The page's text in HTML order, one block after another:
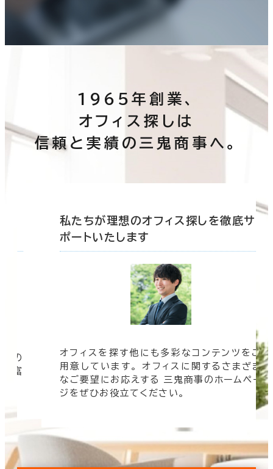
1965年創業、
オフィス探しは
信頼と実績の三鬼商事へ。
の
豊富
私たちが理想のオフィス探しを徹底サ
ポートいたします
オフィスを探す他にも多彩なコンテンツをご
用意しています。 オフィスに関するさまざま
なご要望にお応えする 三鬼商事のホームペー
ジをぜひお役立てください。